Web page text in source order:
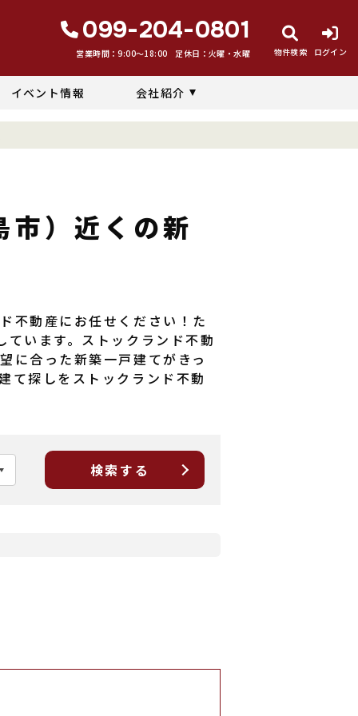
099-204-0801
営業時間：9:00〜18:00 定休日：火曜・水曜 物件検索 ログイン
イベント情報 会社紹介
市）近くの新
不動産にお任せください！た
います。ストックランド不動
に合った新築一戸建てがきっ
て探しをストックランド不動
検索する